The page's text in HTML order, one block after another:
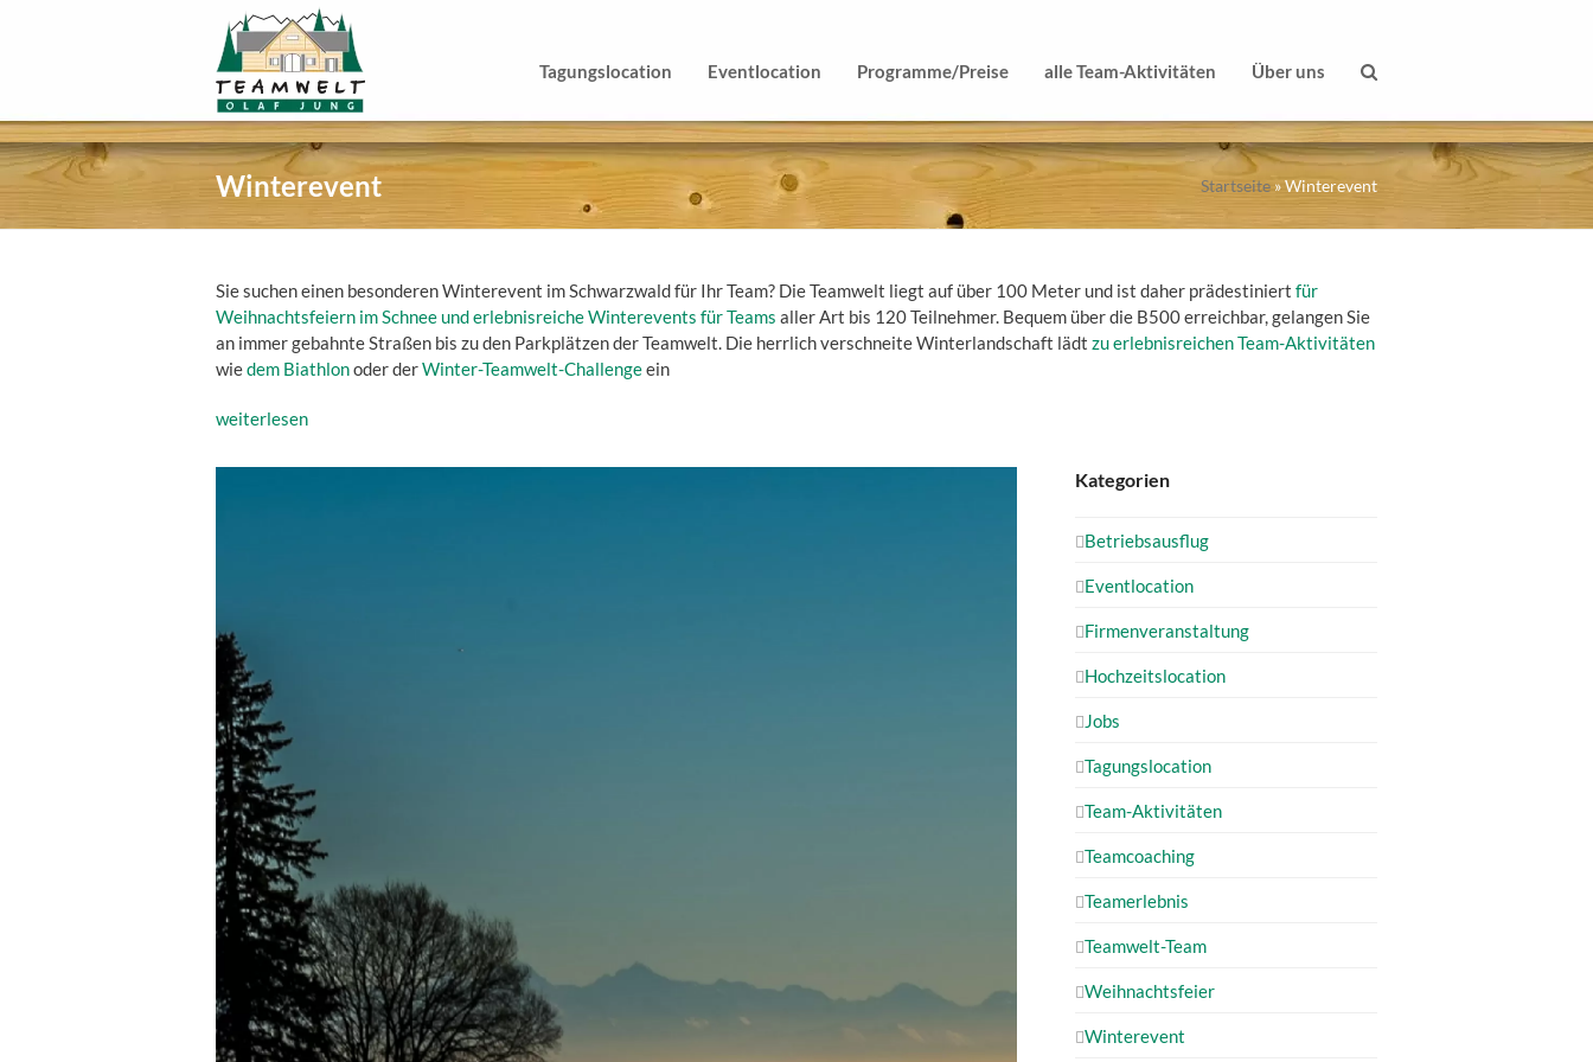
Tagungslocation Eventlocation Programme/Preise alle Team-Aktivitäten Über uns
Winterevent Startseite »Winterevent
Sie suchen einen besonderen Winterevent im Schwarzwald für Ihr Team? Die Teamwelt liegt auf über 100 Meter und ist daher prädestiniert für
Weihnachtsfeiern im Schnee und erlebnisreiche Winterevents für Teams aller Art bis 120 Teilnehmer. Bequem über die B500 erreichbar, gelangen Sie
an immer gebahnte Straßen bis zu den Parkplätzen der Teamwelt. Die herrlich verschneite Winterlandschaft lädt zu erlebnisreichen Team-Aktivitäten
wiedem Biathlonoder derWinter-Teamwelt-Challengeein
weiterlesen
Kategorien
Betriebsausflug
Eventlocation
Firmenveranstaltung
Hochzeitslocation
Jobs
Tagungslocation
Team-Aktivitäten
Teamcoaching
Teamerlebnis
Teamwelt-Team
Weihnachtsfeier
Winterevent